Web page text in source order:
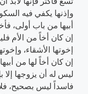
وإذنها يكفي فيه
أبيها من باب أولى،
إن كان أخاً من الأم
إخوتها الأشقاء،
إن كان أخاً لها من
ليس له أن يزوجها إلا
فاسداً ليس بصحيح،